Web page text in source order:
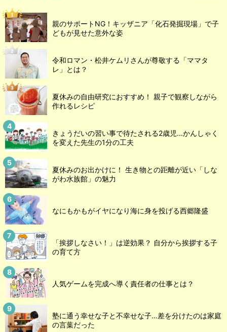
親のサポートNG！キッザニア「化石発掘現場」で子
どもが見せた意外な姿
令和ロマン・松井ケムリさんが尊敬する「ママタ
レ」とは？
夏休みの自由研究におすすめ！ 親子で観察しながら
作れるレシピ
きょうだいの習い事で待たされる2歳児...かんしゃく
を変えた先生の1分の工夫
夏休みのお出かけに！ 生き物との距離が近い「しな
がわ水族館」の魅力
なにもかもがイヤになり海に身を投げる西郷隆盛
「挨拶しなさい！」は逆効果？ 自分から挨拶する子
の育て方
人気ゲームを完成へ導く責任者の仕事とは？
塾に通う幸せな子と不幸せな子…差を分けたのは家庭
の言葉だった